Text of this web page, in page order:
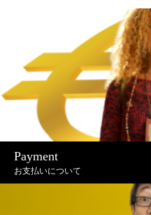
Payment
お支払いについて